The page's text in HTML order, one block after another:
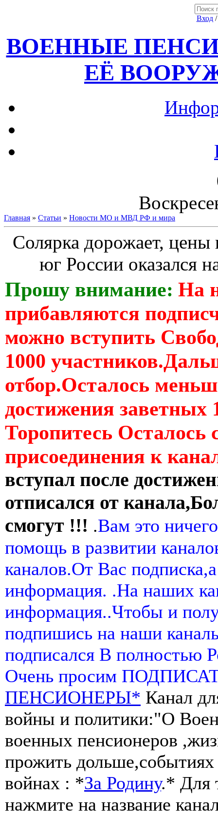
Вход
ВОЕННЫЕ
ЕЁ
Главная » Статьи » Новости МО и МВД РФ и мира
Солярка дорожает,
юг России оказался
Прошу внимание: На
прибавляются
можно вступить
1000
отбор.Осталось
достижения заветных
Торопитесь Осталось
присоединения к
вступал после
отписался от
смогут !!! .Вам это
помощь в развитии
каналов.От Вас
информация. .На наших
информация..Чтобы и
подпишись на наши
подписался В полностью
Очень просим
ПЕНСИОНЕРЫ* Канал
войны и политики:"О
военных пенсионеров
прожить
войнах : *За Родину.* Для
нажмите на название